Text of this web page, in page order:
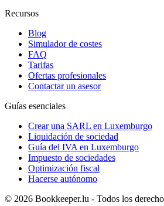
Recursos
Blog
Simulador de costes
FAQ
Tarifas
Ofertas profesionales
Contactar un asesor
Guías esenciales
Crear una SARL en Luxemburgo
Liquidación de sociedad
Guía del IVA en Luxemburgo
Impuesto de sociedades
Optimización fiscal
Hacerse autónomo
© 2026 Bookkeeper.lu - Todos los